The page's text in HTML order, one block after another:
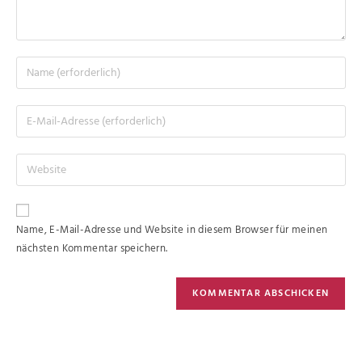
Name, E-Mail-Adresse und Website in diesem Browser für meinen
nächsten Kommentar speichern.